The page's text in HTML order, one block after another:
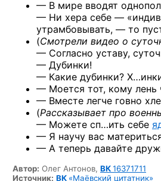
— В мире вводят
— Ни хера себе —
утрамбовывать, — то
(Смотрели видео о
— Согласно уставу,
— Дубинки!
— Какие дубинки?
— Моется тот, кому лень
— Вместе легче говно
(Рассказывает про
— Можете сп…ить себе
— Я научу вас
— А теперь давайте
Автор: Олег Антонов, ВК16371711
Источник: ВК «Маёвский цитатник»